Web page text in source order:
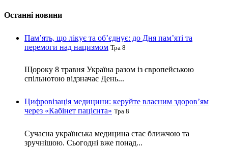
Останні новини
Пам’ять, що лікує та об’єднує: до Дня пам’яті та
перемоги над нацизмом Тра 8
Щороку 8 травня Україна разом із європейською
спільнотою відзначає День...
Цифровізація медицини: керуйте власним здоров’ям
через «Кабінет пацієнта» Тра 8
Сучасна українська медицина стає ближчою та
зручнішою. Сьогодні вже понад...